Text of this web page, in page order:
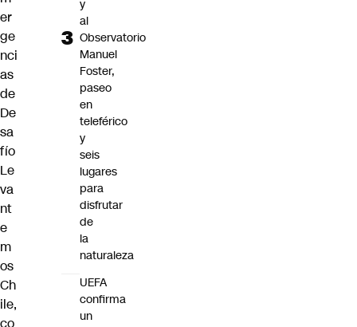
er
ge
nci
as
de
De
sa
fío
Le
va
nt
e
m
os
Ch
ile,
y
al
Observatorio
Manuel
Foster,
paseo
en
teleférico
y
seis
lugares
para
disfrutar
de
la
naturaleza
UEFA
confirma
un